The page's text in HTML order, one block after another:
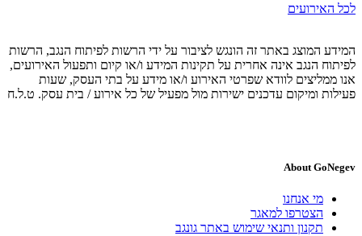
לכל האירועים
המידע המוצג באתר זה הונגש לציבור על ידי הרשות לפיתוח הנגב, הרשות
לפיתוח הנגב אינה אחרית על תקינות המידע ו/או קיום ותפעול האירועים,
אנו ממליצים לוודא שפרטי האירוע ו/או מידע על בתי העסק, שעות
פעילות ומיקום עדכנים ישירות מול מפעיל של כל אירוע / בית עסק. ט.ל.ח
About GoNegev
מי אנחנו
הצטרפו למאגר
תקנון ותנאי שימוש באתר גונגב